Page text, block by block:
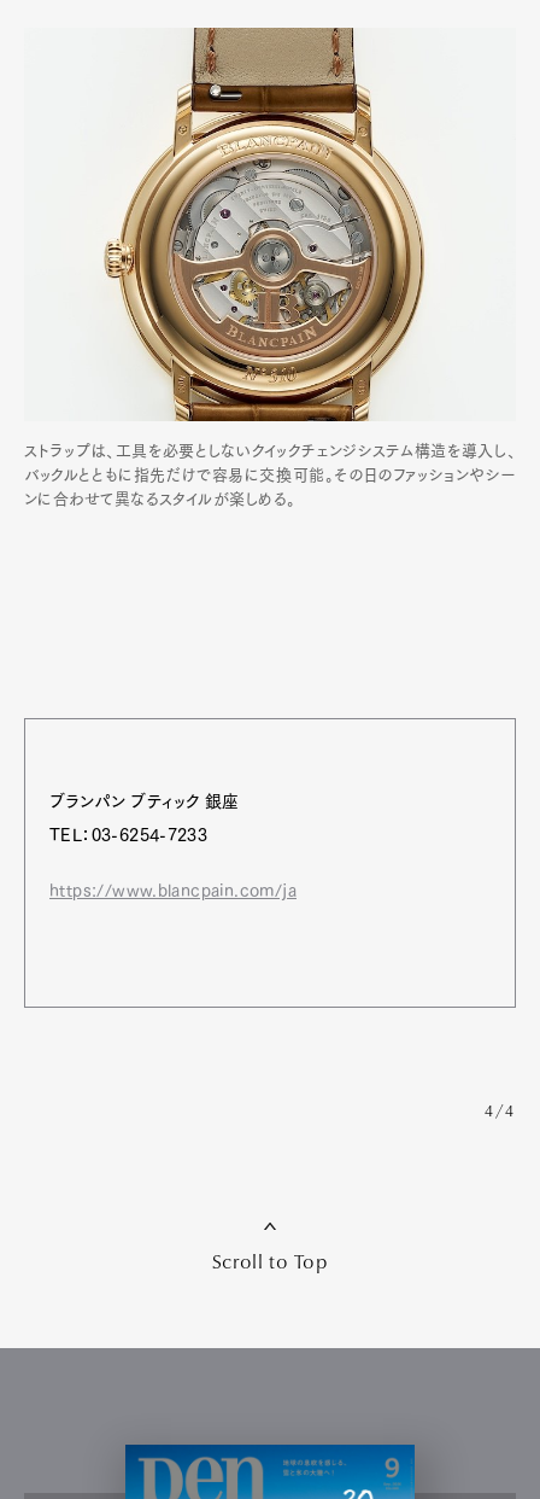
ストラップは、工具を必要としないクイックチェンジシステム構造を導入し、
バックルとともに指先だけで容易に交換可能。その日のファッションやシー
ンに合わせて異なるスタイルが楽しめる。
ブランパン ブティック 銀座
TEL：03-6254-7233
https://www.blancpain.com/ja
4/4
Scroll to Top